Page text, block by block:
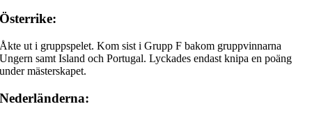
Österrike:
Åkte ut i gruppspelet. Kom sist i Grupp F bakom gruppvinnarna
Ungern samt Island och Portugal. Lyckades endast knipa en poäng
under mästerskapet.
Nederländerna: